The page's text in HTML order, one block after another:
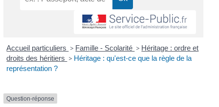
Accueil particuliers > Famille - Scolarité > Héritage : ordre et
droits des héritiers > Héritage : qu'est-ce que la règle de la
représentation ?
Question-réponse